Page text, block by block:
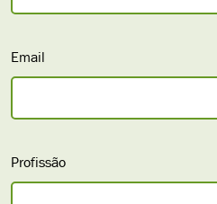
Email
Profissão